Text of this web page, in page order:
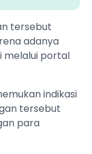
tersebut
adanya
melalui portal
indikasi
tersebut
para